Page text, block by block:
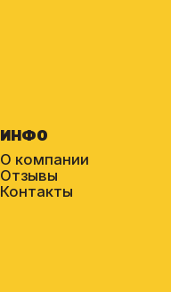
ИНФО
О компании
Отзывы
Контакты